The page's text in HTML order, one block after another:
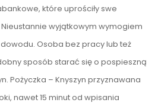
które uprościły swe
wyjątkowym wymogiem
Osoba bez pracy lub też
sposób starać się o pospieszną
Pożyczka – Knyszyn przyznawana
nawet 15 minut od wpisania